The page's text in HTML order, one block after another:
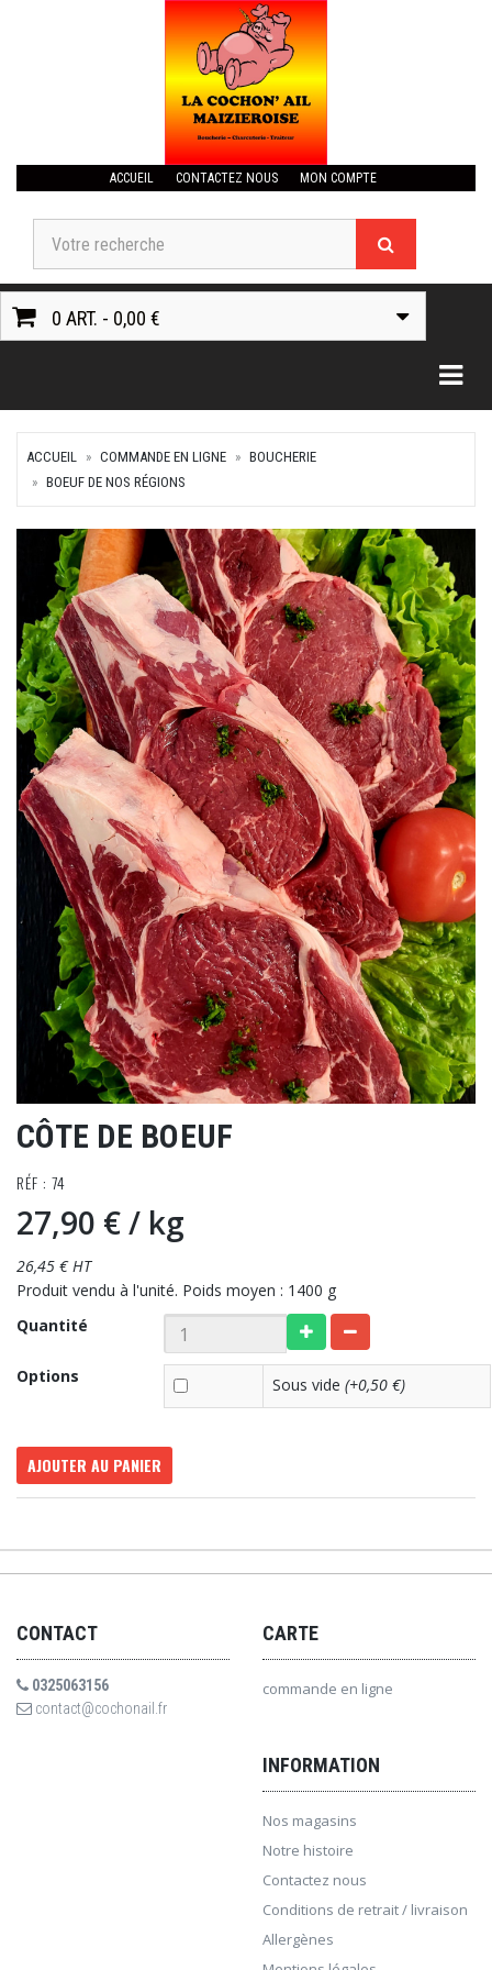
ACCUEIL CONTACTEZ NOUS MON COMPTE
0 ART. - 0,00 €
ACCUEIL COMMANDE EN LIGNE
BOUCHERIE
BOEUF DE NOS RÉGIONS
CÔTE DE BOEUF
RÉF : 74
27,90 €/ kg
26,45 € HT
Produit vendu à l'unité. Poids moyen : 1400 g
Quantité
Options Sous vide (+0,50 €)
AJOUTER AU PANIER
CONTACT
0325063156
contact@cochonail.fr
CARTE
commande en ligne
INFORMATION
Nos magasins
Notre histoire
Contactez nous
Conditions de retrait / livraison
Allergènes